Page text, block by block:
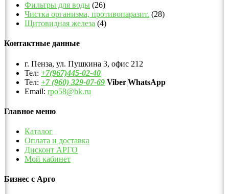
Фильтры для воды (26)
Чистка организма, противопаразит. (28)
Щитовидная железа (4)
Контактные данные
г. Пенза, ул. Пушкина 3, офис 212
Тел: +7(967)445-02-40
Тел: +7 (960) 329-07-69 Viber|WhatsApp
Email: rpo58@bk.ru
Главное меню
Каталог
Оплата и доставка
Дисконт АРГО
Мой кабинет
Бизнес с Арго